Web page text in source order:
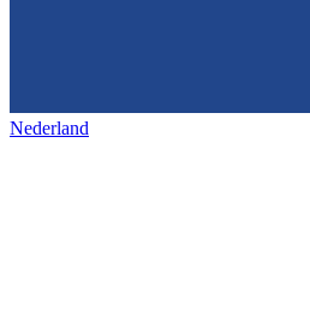
Nederland